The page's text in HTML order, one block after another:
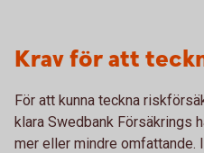
Krav för att
För att kunna teckna
klara Swedbank Försäkrings
mer eller mindre